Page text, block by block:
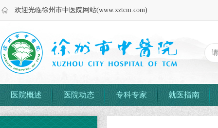
欢迎光临徐州市中医院网站(www.xztcm.com)
医院概述 医院动态 专科专家 就医指南